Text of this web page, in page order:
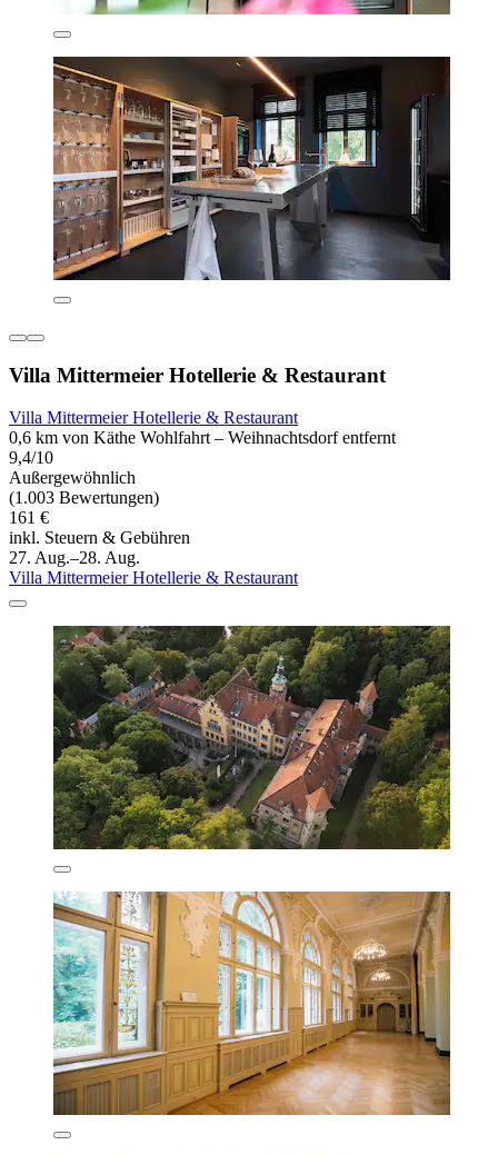
Villa Mittermeier Hotellerie & Restaurant
Villa Mittermeier Hotellerie & Restaurant
0,6 km von Käthe Wohlfahrt – Weihnachtsdorf entfernt
9,4/10
Außergewöhnlich
(1.003 Bewertungen)
161 €
inkl. Steuern & Gebühren
27. Aug.–28. Aug.
Villa Mittermeier Hotellerie & Restaurant